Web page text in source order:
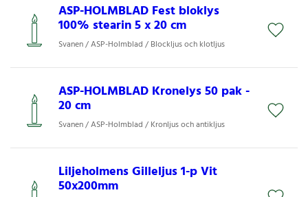
ASP-HOLMBLAD Fest bloklys
100% stearin 5 x 20 cm
Svanen / ASP-Holmblad / Blockljus och klotljus
ASP-HOLMBLAD Kronelys 50 pak -
20 cm
Svanen / ASP-Holmblad / Kronljus och antikljus
Liljeholmens Gilleljus 1-p Vit
50x200mm